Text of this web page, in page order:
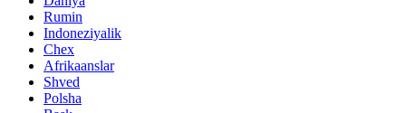
Rumin
Indoneziyalik
Chex
Afrikaanslar
Shved
Polsha